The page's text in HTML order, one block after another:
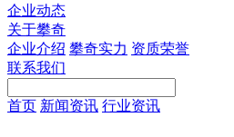
企业动态
关于攀奇
企业介绍 攀奇实力 资质荣誉
联系我们
首页 新闻资讯 行业资讯